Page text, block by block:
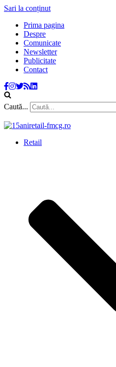
Sari la conținut
Prima pagina
Despre
Comunicate
Newsletter
Publicitate
Contact
Caută...
Retail